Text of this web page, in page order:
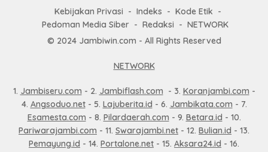
Kebijakan Privasi Indeks
Kode Etik
Pedoman Media Siber
Redaksi
NETWORK
© 2024 Jambiwin.com - All Rights Reserved
NETWORK
1. Jambiseru.com - 2. Jambiflash.com - 3. Koranjambi.com -
4. Angsoduo.net- 5. Lajuberita.id - 6. Jambikata.com - 7.
Esamesta.com - 8. Pilardaerah.com - 9. Betara.id - 10.
Pariwarajambi.com - 11. Swarajambi.net - 12. Bulian.id - 13.
Pemayung.id - 14. Portalone.net - 15. Aksara24.id - 16.